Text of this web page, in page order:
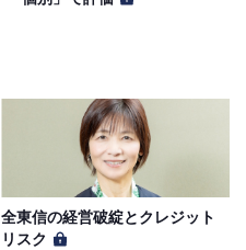
全東信の経営破綻とクレジット
リスク